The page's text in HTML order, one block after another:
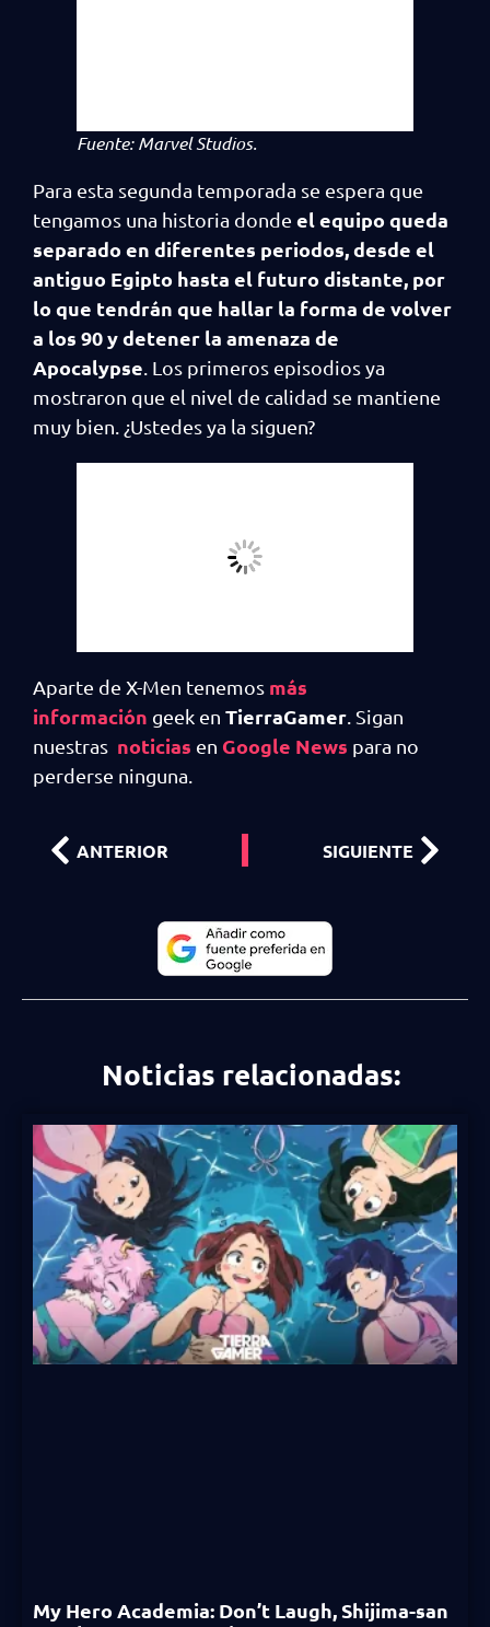
Fuente: Marvel Studios.
Para esta segunda temporada se espera que
tengamos una historia donde el equipo queda
separado en diferentes periodos, desde el
antiguo Egipto hasta el futuro distante, por
lo que tendrán que hallar la forma de volver
a los 90 y detener la amenaza de
Apocalypse . Los primeros episodios ya
mostraron que el nivel de calidad se mantiene
muy bien. ¿Ustedes ya la siguen?
Aparte de X-Men tenemos más
información geek en TierraGamer. Sigan
nuestras noticias en Google News para no
perderse ninguna.
ANTERIOR SIGUIENTE
Noticias relacionadas:
My Hero Academia: Don’t Laugh, Shijima-san